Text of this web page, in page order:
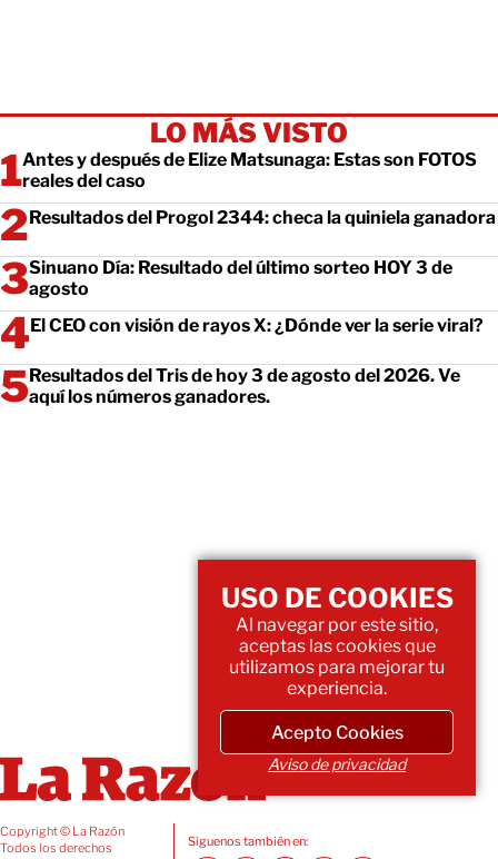
LO MÁS VISTO
Antes y después de Elize Matsunaga: Estas son FOTOS
reales del caso
Resultados del Progol 2344: checa la quiniela ganadora
Sinuano Día: Resultado del último sorteo HOY 3 de
agosto
El CEO con visión de rayos X: ¿Dónde ver la serie viral?
Resultados del Tris de hoy 3 de agosto del 2026. Ve
aquí los números ganadores.
Copyright © La Razón
Todos los derechos
Siguenos también en:
USO DE COOKIES
Al navegar por este sitio,
aceptas las cookies que
utilizamos para mejorar tu
experiencia.
Acepto Cookies
Aviso de privacidad